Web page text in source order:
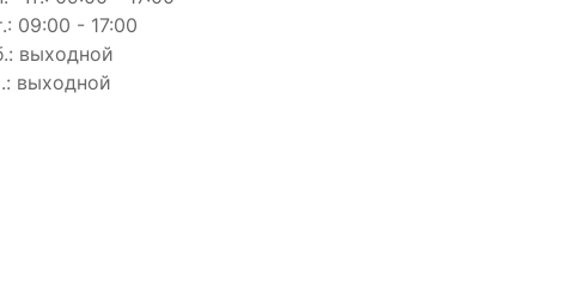
09:00 - 17:00
выходной
выходной